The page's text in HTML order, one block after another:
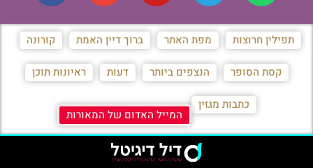
תפילין חרוצות מפת האתר ברוך דיין האמת קורונה
קסת הסופר הנצפים ביותר דעות ראיונות תוכן
כתבות מגזין
המייל האדום של המאורות